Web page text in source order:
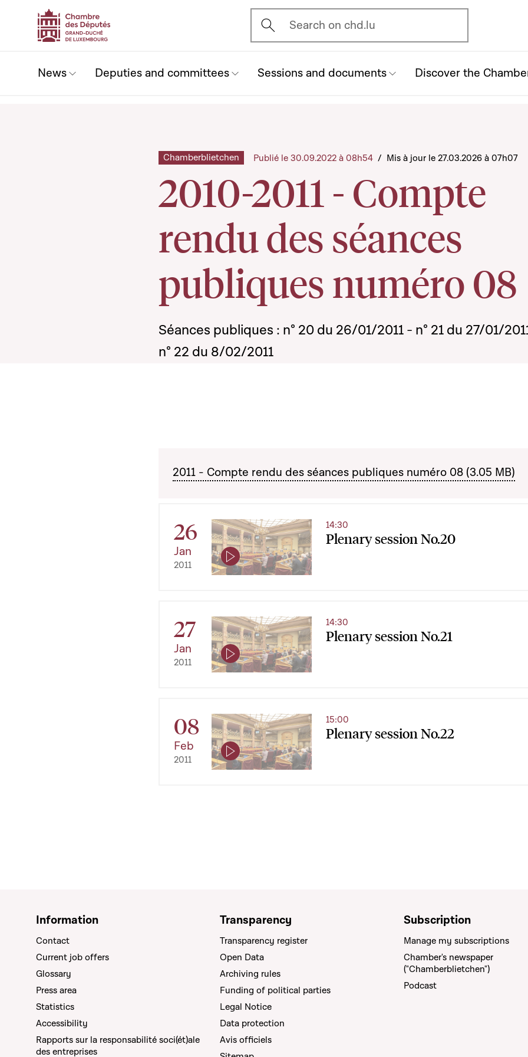
Ouvrir l'écran de recherche
Search on chd.lu
News Deputies and committees Sessions and documents Discover the
2010-2011 - Compte
rendu des séances
publiques numéro 08
Chamberblietchen Publié le 30.09.2022 à 08h54 / Mis à jour le 27.03.2026 à 07h07
Séances publiques : n° 20 du 26/01/2011 - n° 21 du 27/01/
n° 22 du 8/02/2011
2011 - Compte rendu des séances publiques numéro 08 (3.05 MB)
26
Jan
2011
Plenary session No.20
14:30
27
Jan
2011
Plenary session No.21
14:30
08
Feb
2011
Plenary session No.22
15:00
Information
Contact
Current job offers
Glossary
Press area
Statistics
Accessibility
Rapports sur la responsabilité soci(ét)ale
des entreprises
Transparency
Transparency register
Open Data
Archiving rules
Funding of political parties
Legal Notice
Data protection
Avis officiels
Subscription
Manage my subscriptions
Chamber's newspaper
("Chamberblietchen")
Podcast